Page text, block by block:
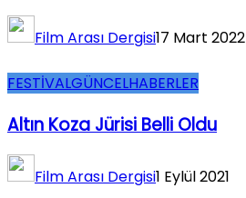
Film Arası Dergisi17 Mart 2022
FESTİVALGÜNCELHABERLER
Altın Koza Jürisi Belli Oldu
Film Arası Dergisi1 Eylül 2021